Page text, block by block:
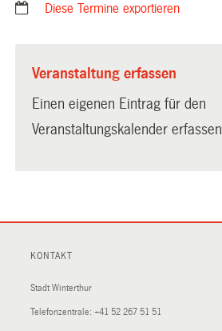
Diese Termine exportieren
Veranstaltung erfassen
Einen eigenen Eintrag für den
Veranstaltungskalender erfassen
KONTAKT
Stadt Winterthur
Telefonzentrale: +41 52 267 51 51